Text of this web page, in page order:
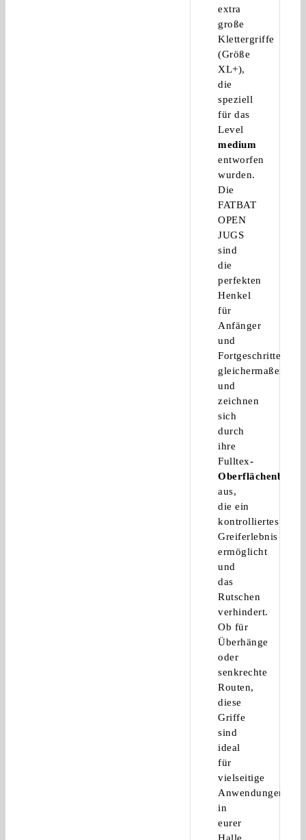
extra
große
Klettergriffe
(Größe
XL+),
die
speziell
für das
Level
medium
entworfen
wurden.
Die
FATBAT
OPEN
JUGS
sind
die
perfekten
Henkel
für
Anfänger
und
Fortgeschrittene
gleichermaßen
und
zeichnen
sich
durch
ihre
Fulltex-
aus,
die ein
kontrolliertes
Greiferlebnis
ermöglicht
und
das
Rutschen
verhindert.
Ob für
Überhänge
oder
senkrechte
Routen,
diese
Griffe
sind
ideal
für
vielseitige
Anwendungen
in
eurer
Halle.